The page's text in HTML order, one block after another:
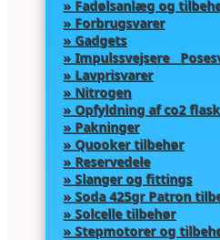
» Fadølsanlæg og
» Forbrugsvarer
» Gadgets
» Impulssvejsere
» Lavprisvarer
» Nitrogen
» Opfyldning af co2
» Pakninger
» Quooker tilbehør
» Reservedele
» Slanger og fittings
» Soda 425gr Patron
» Solcelle tilbehør
» Stepmotorer og